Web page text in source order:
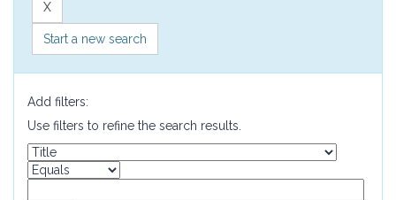
Start a new search
Add filters:
Use filters to refine the search results.